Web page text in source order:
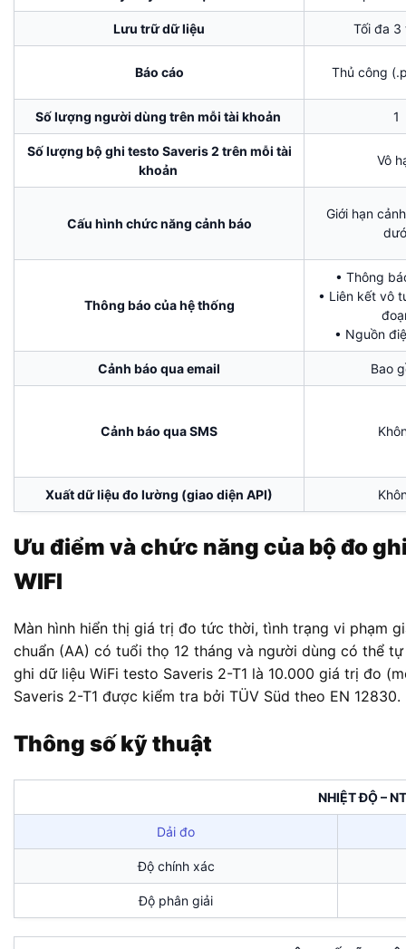
Lưu trữ dữ liệu Tối đa 3
Báo cáo Thủ công
Số lượng người dùng trên mỗi tài khoản 1
Số lượng bộ ghi testo Saveris 2 trên mỗi tài
khoản
Vô
Cấu hình chức năng cảnh báo
Giới hạn
Thông báo của hệ thống
• Thông
• Liên kết vô
• Nguồn
Cảnh báo qua email Bao
Cảnh báo qua SMS
Xuất dữ liệu đo lường (giao diện API)
Ưu điểm và chức năng của bộ đo
WIFI
Màn hình hiển thị giá trị đo tức thời, tình trạng vi phạm
chuẩn (AA) có tuổi thọ 12 tháng và người dùng có thể
ghi dữ liệu WiFi testo Saveris 2-T1 là 10.000 giá trị đo
Saveris 2-T1 được kiểm tra bởi TÜV Süd theo EN 12830.
Thông số kỹ thuật
NHIỆT ĐỘ –
Dải đo
Độ chính xác
Độ phân giải